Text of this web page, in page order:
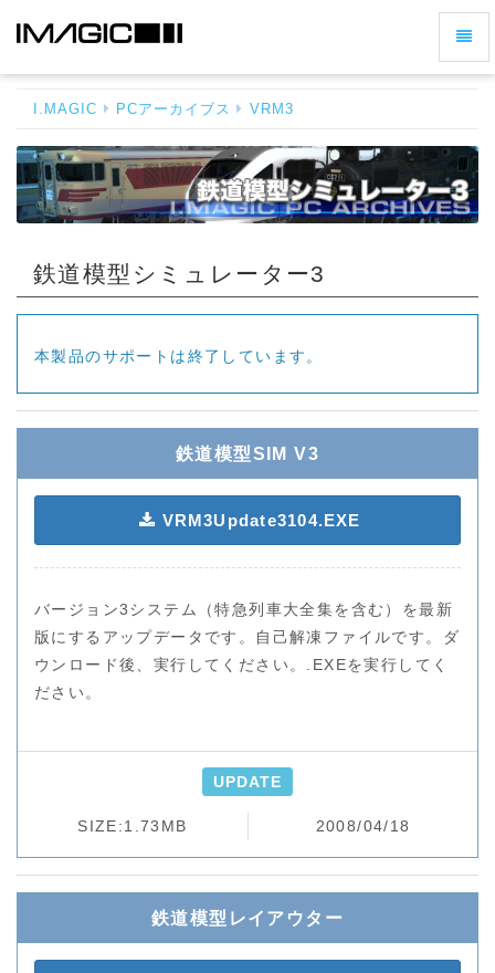
模
シ
ミ
ュ
レ
タ
ー
3
ホ
ム
ナ
ビ
シ
ョ
ン
の
替
I.MAGIC PCアーカイブス VRM3
鉄道模型シミュレーター3
本製品のサポートは終了しています。
鉄道模型SIM V3
VRM3Update3104.EXE
バージョン3システム（特急列車大全集を含む）を最新
版にするアップデータです。
自己解凍ファイルです。ダ
ウンロード後、実行してください。.EXEを実行してく
ださい。
UPDATE
SIZE:1.73MB 2008/04/18
鉄道模型レイアウター